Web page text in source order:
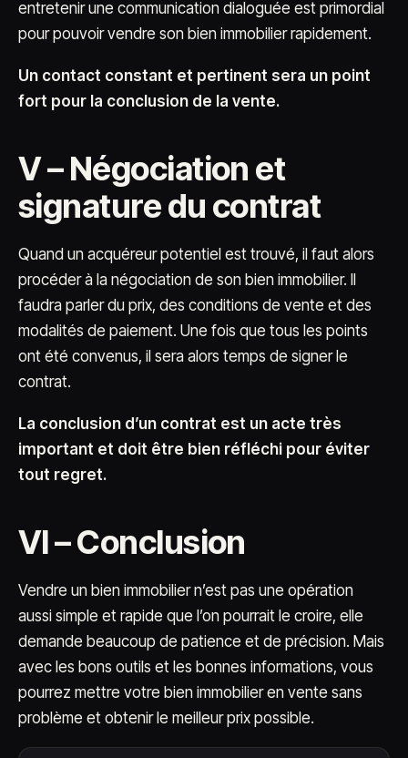
entretenir une communication dialoguée est primordial
pour pouvoir vendre son bien immobilier rapidement.
Un contact constant et pertinent sera un point
fort pour la conclusion de la vente.
V – Négociation et
signature du contrat
Quand un acquéreur potentiel est trouvé, il faut alors
procéder à la négociation de son bien immobilier. Il
faudra parler du prix, des conditions de vente et des
modalités de paiement. Une fois que tous les points
ont été convenus, il sera alors temps de signer le
contrat.
La conclusion d’un contrat est un acte très
important et doit être bien réfléchi pour éviter
tout regret.
VI – Conclusion
Vendre un bien immobilier n’est pas une opération
aussi simple et rapide que l’on pourrait le croire, elle
demande beaucoup de patience et de précision. Mais
avec les bons outils et les bonnes informations, vous
pourrez mettre votre bien immobilier en vente sans
problème et obtenir le meilleur prix possible.